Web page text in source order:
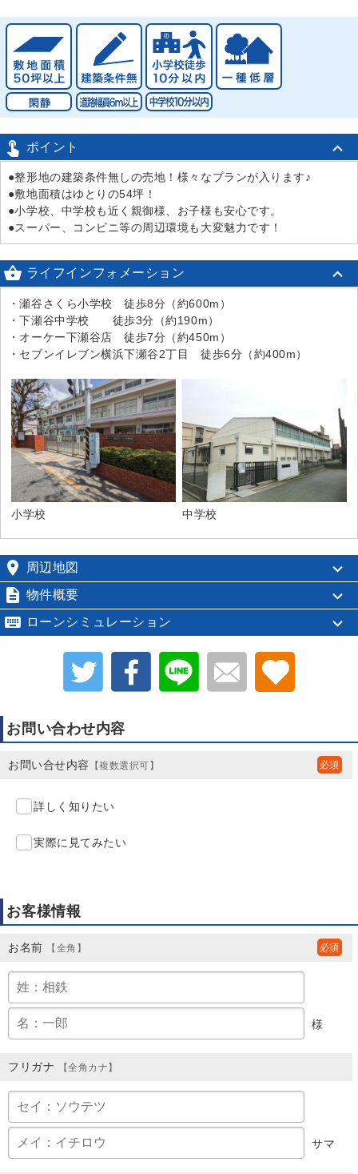
 ポイント
●整形地の建築条件無しの売地！様々なプランが入ります♪
●敷地面積はゆとりの54坪！
●小学校、中学校も近く親御様、お子様も安心です。
●スーパー、コンビニ等の周辺環境も大変魅力です！
 ライフインフォメーション
・瀬谷さくら小学校 徒歩8分（約600m）
・下瀬谷中学校 徒歩3分（約190m）
・オーケー下瀬谷店 徒歩7分（約450m）
・セブンイレブン横浜下瀬谷2丁目 徒歩6分（約400m）
小学校 中学校
 周辺地図
 物件概要
 ローンシミュレーション
お問い合わせ内容
お問い合せ内容 【複数選択可】
詳しく知りたい
実際に見てみたい
お客様情報
お名前 【全角】
様
フリガナ 【全角カナ】
サマ